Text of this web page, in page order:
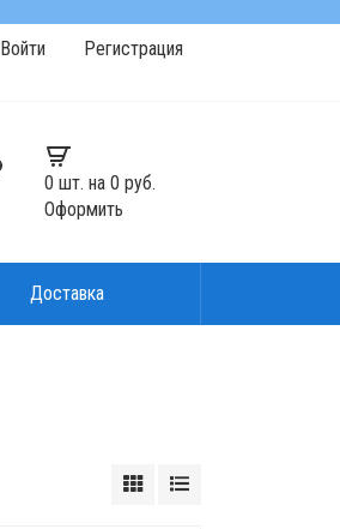
Войти Регистрация
0 шт. на 0 руб.
Оформить
Доставка